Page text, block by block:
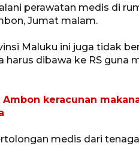
perawatan medis di
Jumat malam.
Maluku ini juga tidak
harus dibawa ke RS guna
keracunan
medis dari